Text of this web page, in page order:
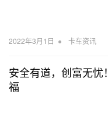
2022年3月1日 • 卡车资讯
安全有道，创富无
福